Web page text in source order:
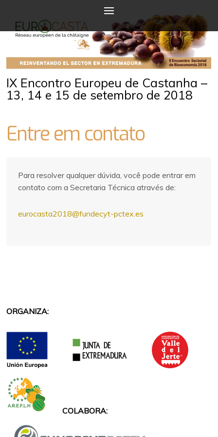
IX Encontro Europeu de Castanha –
13, 14 e 15 de setembro de 2018
Entre em contato
Para resolver qualquer dúvida, você pode entrar em
contato com a Secretaria Técnica através de:
eurocasta2018@fundecyt-pctex.es
ORGANIZA:
COLABORA: